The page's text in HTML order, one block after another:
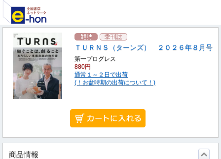
ＴＵＲＮＳ（ターンズ） ２０２６年８月号
第一プログレス
880円
通常１～２日で出荷
(！お盆時期の出荷について！)
商品情報